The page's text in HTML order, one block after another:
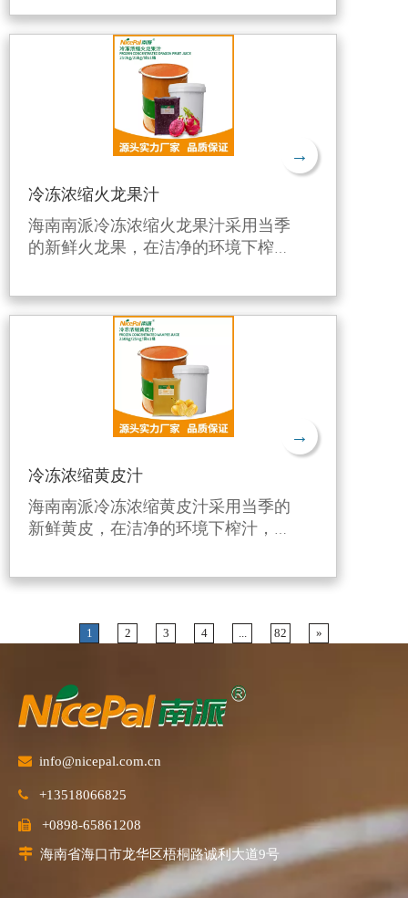
并在-38℃快速急冻后在-18℃下冷
冻，有效保留了木瓜的新鲜风味和营
→
冷冻浓缩火龙果汁
海南南派冷冻浓缩火龙果汁采用当季
的新鲜火龙果，在洁净的环境下榨
缩后，并在-38℃快速急冻后在-18℃
下冷冻，有效保留了火龙果的新鲜风
味和营养成分。
→
冷冻浓缩黄皮汁
海南南派冷冻浓缩黄皮汁采用当季的
新鲜黄皮，在洁净的环境下榨汁，利
并在-38℃快速急冻后在-18℃下冷
1 2 3 4 ... 82 »
 info@nicepal.com.cn
 +13518066825
 +0898-65861208
 海南省海口市龙华区梧桐路诚利大道9号